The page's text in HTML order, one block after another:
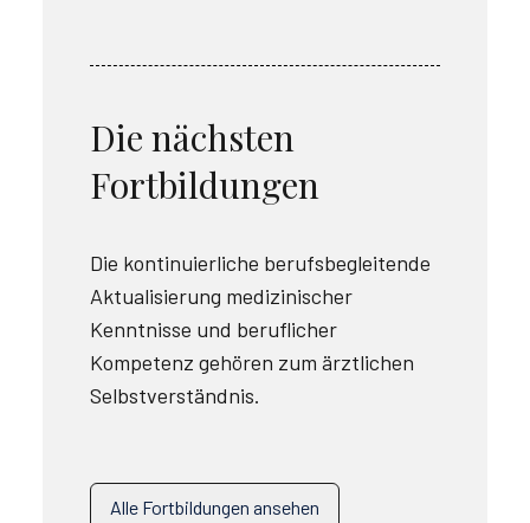
Die nächsten
Fortbildungen
Die kontinuierliche berufsbegleitende
Aktualisierung medizinischer
Kenntnisse und beruflicher
Kompetenz gehören zum ärztlichen
Selbstverständnis.
Alle Fortbildungen ansehen